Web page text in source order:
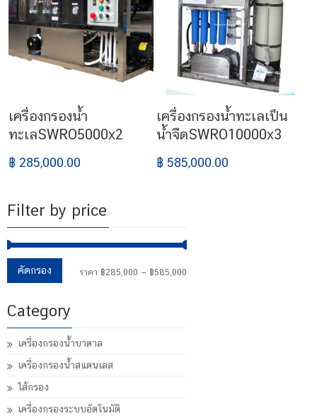
เครื่องกรองน้ำ
ทะเลSWRO5000x2
฿ 285,000.00
เครื่องกรองน้ำทะเลเป็น
น้ำจืดSWRO10000x3
฿ 585,000.00
Filter by price
คัดกรอง ราคา ฿285,000 — ฿585,000
Category
เครื่องกรองน้ำบาดาล
เครื่องกรองน้ำสแตนเลส
ไส้กรอง
เครื่องกรองระบบอัตโนมัติ